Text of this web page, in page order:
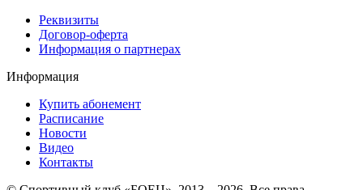
Реквизиты
Договор-оферта
Информация о партнерах
Информация
Купить абонемент
Расписание
Новости
Видео
Контакты